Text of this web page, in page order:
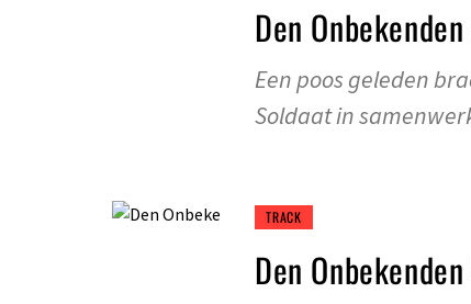
Den
Een poos geleden
Soldaat in
TRACK
Den